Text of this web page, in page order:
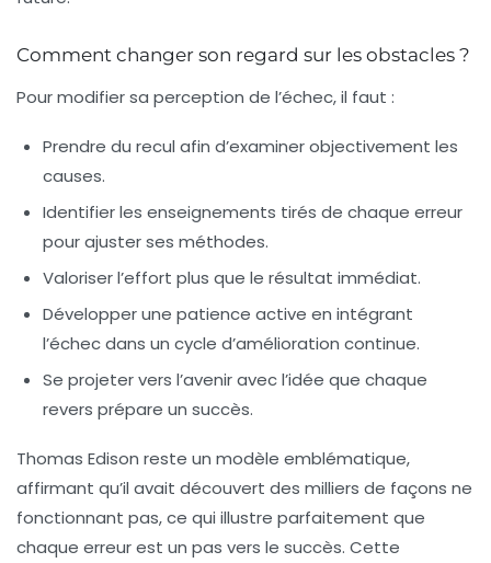
Comment changer son regard sur les obstacles ?
Pour modifier sa perception de l’échec, il faut :
Prendre du recul afin d’examiner objectivement les
causes.
Identifier les enseignements tirés de chaque erreur
pour ajuster ses méthodes.
Valoriser l’effort plus que le résultat immédiat.
Développer une patience active en intégrant
l’échec dans un cycle d’amélioration continue.
Se projeter vers l’aveniravec l’idée que chaque
revers prépare un succès.
Thomas Edison reste un modèle emblématique,
affirmant qu’il avait découvert des milliers de façons ne
fonctionnant pas, ce qui illustre parfaitement que
chaque erreur est un pas vers le succès. Cette